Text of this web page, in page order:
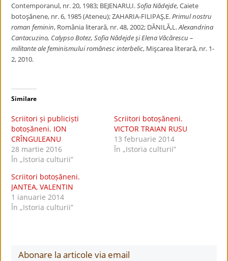
Contemporanul, nr. 20, 1983; BEJENARU,I.Sofia Nădejde, Caiete
botoşănene, nr. 6, 1985 (Ateneu); ZAHARIA-FILIPAŞ,E.Primul nostru
roman feminin, România literară, nr. 48, 2002; DĂNILĂ,L.Alexandrina
Cantacuzino, Calypso Botez, Sofia Nădejde şiElena Văcărescu –
militante ale feminismului românesc interbelic, Mişcarea literară, nr. 1-
2, 2010.
Similare
Scriitori și publiciști
botoșăneni. ION
CRÎNGULEANU
28 martie 2016
În „Istoria culturii”
Scriitori botoșăneni.
VICTOR TRAIAN RUSU
13 februarie 2014
În „Istoria culturii”
Scriitori botoșăneni.
JANTEA, VALENTIN
1 ianuarie 2014
În „Istoria culturii”
Abonare la articole via email